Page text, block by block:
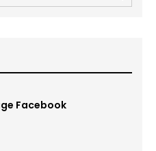
Facebook